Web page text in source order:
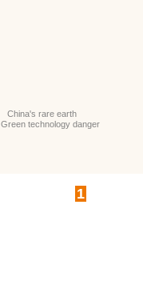
China's rare earth
Green technology danger
1